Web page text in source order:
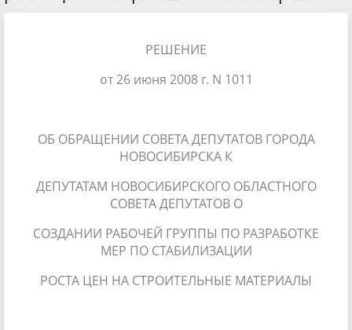
РЕШЕНИЕ
от 26 июня 2008 г. N 1011
ОБ ОБРАЩЕНИИ СОВЕТА ДЕПУТАТОВ ГОРОДА
НОВОСИБИРСКА К
ДЕПУТАТАМ НОВОСИБИРСКОГО ОБЛАСТНОГО
СОВЕТА ДЕПУТАТОВ О
СОЗДАНИИ РАБОЧЕЙ ГРУППЫ ПО РАЗРАБОТКЕ
МЕР ПО СТАБИЛИЗАЦИИ
РОСТА ЦЕН НА СТРОИТЕЛЬНЫЕ МАТЕРИАЛЫ